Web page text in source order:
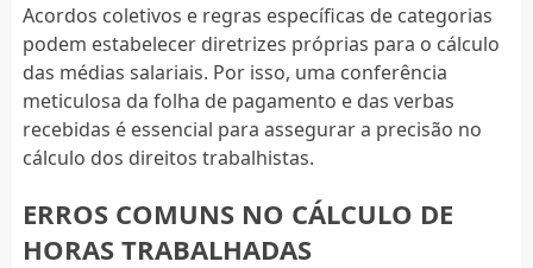
Acordos coletivos e regras específicas de categorias
podem estabelecer diretrizes próprias para o cálculo
das médias salariais. Por isso, uma conferência
meticulosa da folha de pagamento e das verbas
recebidas é essencial para assegurar a precisão no
cálculo dos direitos trabalhistas.
ERROS COMUNS NO CÁLCULO DE
HORAS TRABALHADAS